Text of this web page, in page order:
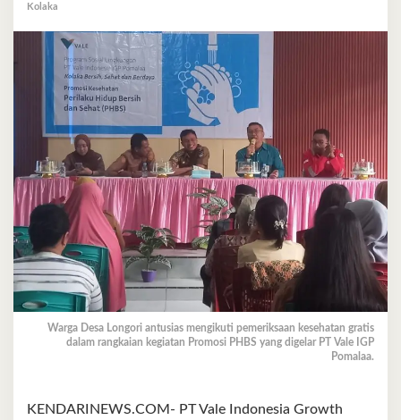
TBC
dan
Pembagian
Sembako
Kolaka
Warga Desa Longori antusias mengikuti pemeriksaan kesehatan gratis
dalam rangkaian kegiatan Promosi PHBS yang digelar PT Vale IGP
Pomalaa.
KENDARINEWS.COM- PT Vale Indonesia Growth